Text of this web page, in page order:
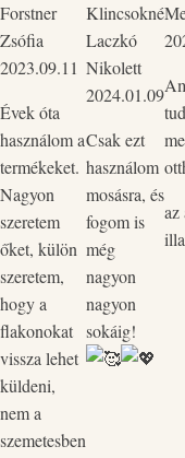
Forstner
Zsófia
2023.09.11
Évek óta
használom a
termékeket.
Nagyon
szeretem
őket, külön
szeretem,
hogy a
flakonokat
vissza lehet
küldeni,
nem a
szemetesben
Klincsokné
Laczkó
Nikolett
2024.01.09
Csak ezt
használom
mosásra, és
fogom is
még
nagyon
nagyon
sokáig!
az